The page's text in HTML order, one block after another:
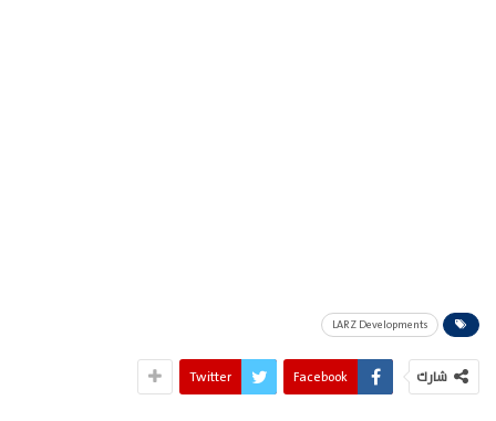
LARZ Developments
شارك Facebook
Twitter